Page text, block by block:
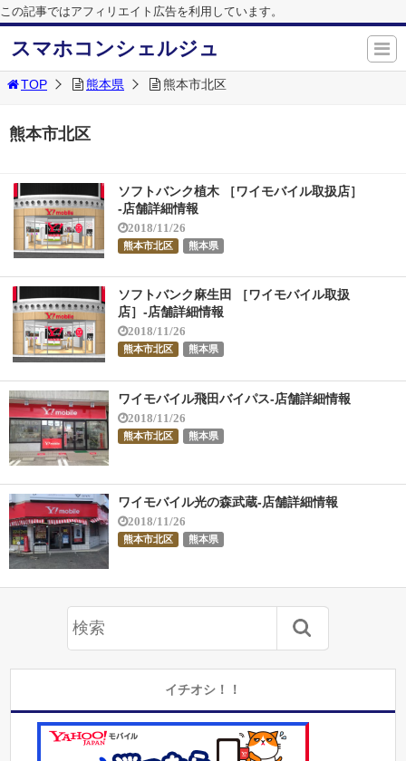
この記事ではアフィリエイト広告を利用しています。
スマホコンシェルジュ
TOP 熊本県 熊本市北区
熊本市北区
ソフトバンク植木 ［ワイモバイル取扱店］
-店舗詳細情報
2018/11/26
熊本市北区 熊本県
ソフトバンク麻生田 ［ワイモバイル取扱
店］-店舗詳細情報
2018/11/26
熊本市北区 熊本県
ワイモバイル飛田バイパス-店舗詳細情報
2018/11/26
熊本市北区 熊本県
ワイモバイル光の森武蔵-店舗詳細情報
2018/11/26
熊本市北区 熊本県
イチオシ！！